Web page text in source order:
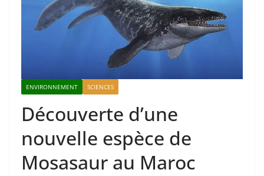
ENVIRONNEMENT SCIENCES
Découverte d’une
nouvelle espèce de
Mosasaur au Maroc